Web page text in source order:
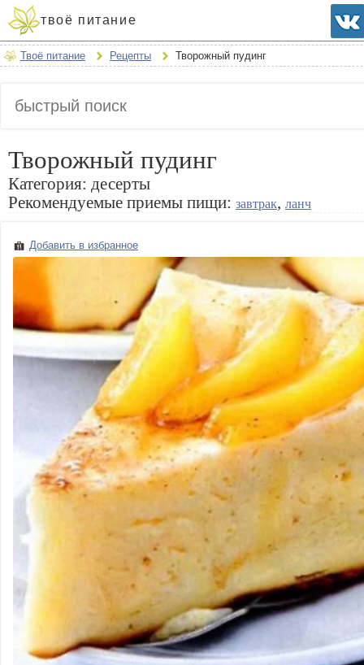
твоё питание
Твоё питание Рецепты Творожный пудинг
Творожный пудинг
Категория: десерты
Рекомендуемые приемы пищи: завтрак, ланч
Добавить в избранное